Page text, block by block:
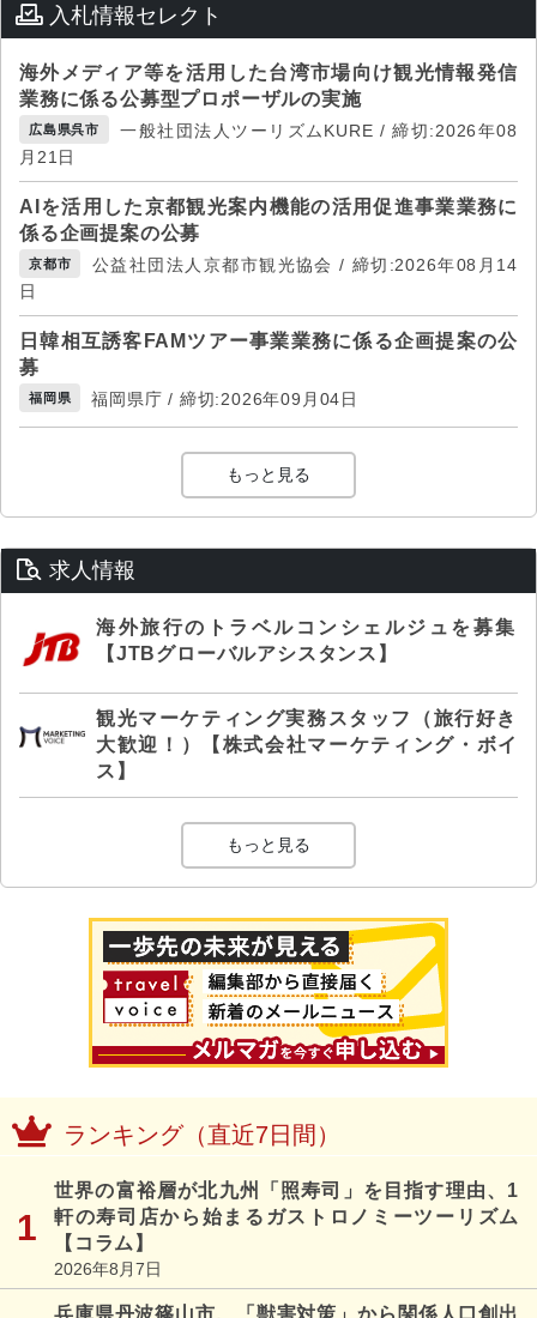
入札情報セレクト
海外メディア等を活用した台湾市場向け観光情報発信
業務に係る公募型プロポーザルの実施
広島県呉市
一般社団法人ツーリズムKURE / 締切:2026年08
月21日
AIを活用した京都観光案内機能の活用促進事業業務に
係る企画提案の公募
京都市
公益社団法人京都市観光協会 / 締切:2026年08月14
日
日韓相互誘客FAMツアー事業業務に係る企画提案の公
募
福岡県 福岡県庁 / 締切:2026年09月04日
もっと見る
求人情報
海外旅行のトラベルコンシェルジュを募集
【JTBグローバルアシスタンス】
観光マーケティング実務スタッフ（旅行好き
大歓迎！）【株式会社マーケティング・ボイ
ス】
もっと見る
ランキング（直近7日間）
世界の富裕層が北九州「照寿司」を目指す理由、1
軒の寿司店から始まるガストロノミーツーリズム
【コラム】
2026年8月7日
兵庫県丹波篠山市、「獣害対策」から関係人口創出